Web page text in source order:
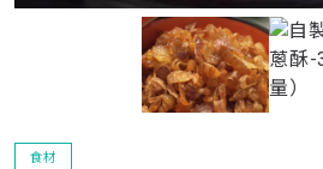
食材